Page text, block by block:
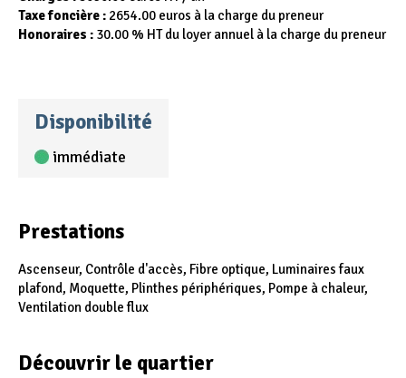
Taxe foncière : 2654.00 euros à la charge du preneur
Honoraires : 30.00 % HT du loyer annuel à la charge du preneur
Disponibilité
immédiate
Prestations
Ascenseur, Contrôle d'accès, Fibre optique, Luminaires faux
plafond, Moquette, Plinthes périphériques, Pompe à chaleur,
Ventilation double flux
Découvrir le quartier